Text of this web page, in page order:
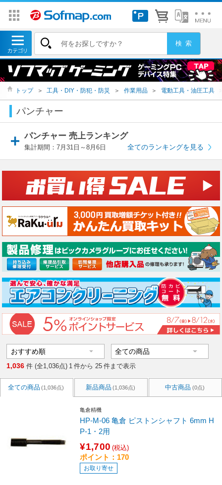
トップ ＞ 工具・DIY・防犯・防災 ＞ 作業用品 ＞ 電動工具・油圧工具
パンチャー
パンチャー 売上ランキング
集計期間：7月31日～8月6日 全てのランキングを見る
1,036 件 (全1,036点) 1 件から 25 件まで表示
全ての商品 (1,036点) 新品商品 (1,036点) 中古商品 (0点)
亀倉精機
HP-M-06 亀倉 ピストンシャフト 6mm H
P-1・2用
¥1,700 (税込)
ポイント：170
お取り寄せ